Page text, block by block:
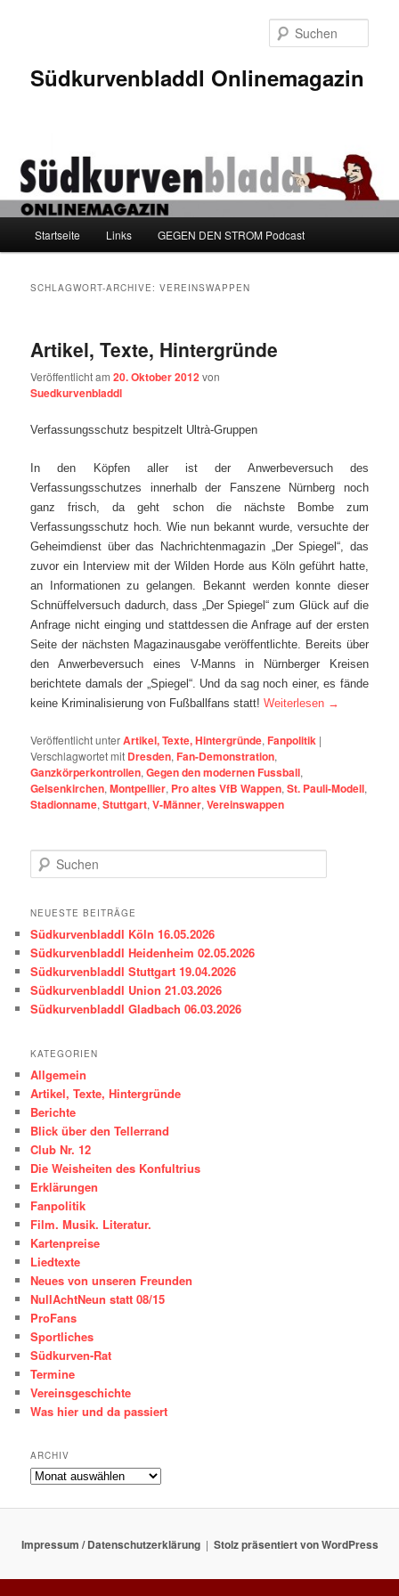
Südkurvenbladdl Onlinemagazin
Startseite Links GEGEN DEN STROM Podcast
SCHLAGWORT-ARCHIVE:VEREINSWAPPEN
Artikel, Texte, Hintergründe
Veröffentlicht am20. Oktober 2012von
Suedkurvenbladdl
Verfassungsschutz bespitzelt Ultrà-Gruppen
In den Köpfen aller ist der Anwerbeversuch des
Verfassungsschutzes innerhalb der Fanszene Nürnberg noch
ganz frisch, da geht schon die nächste Bombe zum
Verfassungsschutz hoch. Wie nun bekannt wurde, versuchte der
Geheimdienst über das Nachrichtenmagazin „Der Spiegel“, das
zuvor ein Interview mit der Wilden Horde aus Köln geführt hatte,
an Informationen zu gelangen. Bekannt werden konnte dieser
Schnüffelversuch dadurch, dass „Der Spiegel“ zum Glück auf die
Anfrage nicht einging und stattdessen die Anfrage auf der ersten
Seite der nächsten Magazinausgabe veröffentlichte. Bereits über
den Anwerbeversuch eines V-Manns in Nürnberger Kreisen
berichtete damals der „Spiegel“. Und da sag noch einer, es fände
keine Kriminalisierung von Fußballfans statt!Weiterlesen →
Veröffentlicht unterArtikel, Texte, Hintergründe, Fanpolitik |
Verschlagwortet mit Dresden, Fan-Demonstration,
Ganzkörperkontrollen,Gegen den modernen Fussball,
Gelsenkirchen,Montpellier, Pro altes VfB Wappen,St. Pauli-Modell,
Stadionname,Stuttgart,V-Männer,Vereinswappen
u
h
n
NEUESTE BEITRÄGE
Südkurvenbladdl Köln 16.05.2026
Südkurvenbladdl Heidenheim 02.05.2026
Südkurvenbladdl Stuttgart 19.04.2026
Südkurvenbladdl Union 21.03.2026
Südkurvenbladdl Gladbach 06.03.2026
KATEGORIEN
Allgemein
Artikel, Texte, Hintergründe
Berichte
Blick über den Tellerrand
Club Nr. 12
Die Weisheiten des Konfultrius
Erklärungen
Fanpolitik
Film. Musik. Literatur.
Kartenpreise
Liedtexte
Neues von unseren Freunden
NullAchtNeun statt 08/15
ProFans
Sportliches
Südkurven-Rat
Termine
Vereinsgeschichte
Was hier und da passiert
ARCHIV
ARCHIV
Impressum / Datenschutzerklärung Stolz präsentiert von WordPress